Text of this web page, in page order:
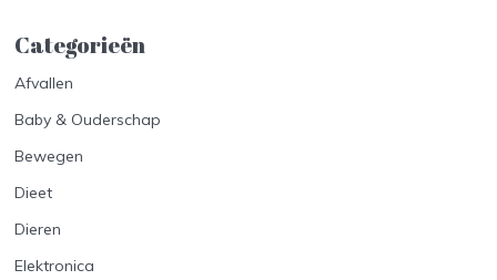
Categorieën
Afvallen
Baby & Ouderschap
Bewegen
Dieet
Dieren
Elektronica